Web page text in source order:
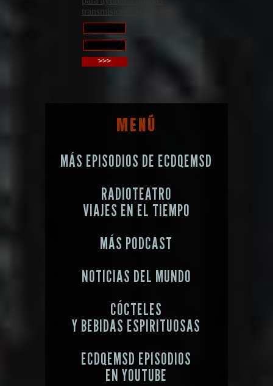
MENÚ
MÁS EPISODIOS DE ECDQEMSD
RADIOTEATRO
VIAJES EN EL TIEMPO
MÁS PODCAST
NOTICIAS DEL MUNDO
CÓCTELES
Y BEBIDAS ESPIRITUOSAS
ECDQEMSD EPISODIOS
EN YOUTUBE